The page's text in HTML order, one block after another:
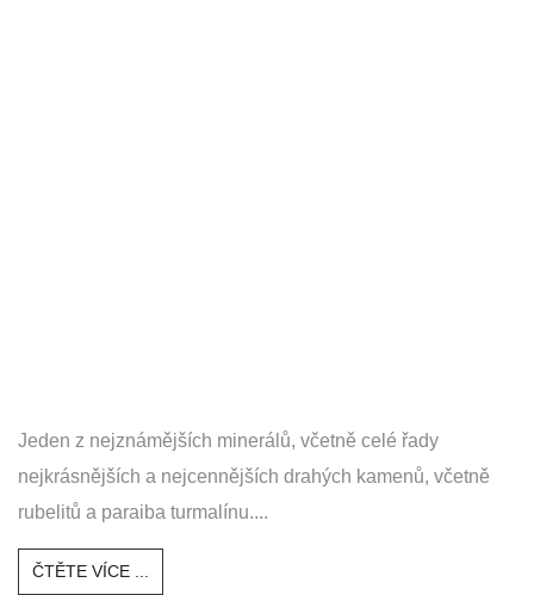
Jeden z nejznámějších minerálů, včetně celé řady
nejkrásnějších a nejcennějších drahých kamenů, včetně
rubelitů a paraiba turmalínu....
ČTĚTE VÍCE ...